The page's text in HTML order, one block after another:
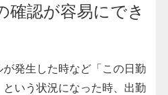
確認が容易にでき
発生した時など「この日勤
いう状況になった時、出勤